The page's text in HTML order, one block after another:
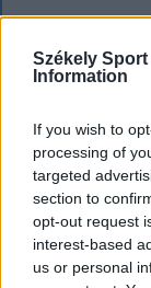
Székely Sport
Information
If you wish to
processing of
targeted
section to
opt-out request
interest-based
us or personal